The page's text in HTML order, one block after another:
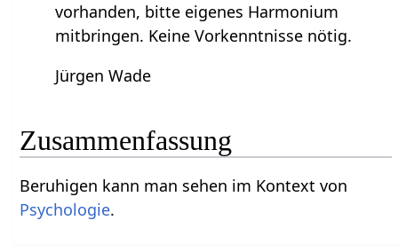
vorhanden, bitte eigenes Harmonium
mitbringen. Keine Vorkenntnisse nötig.
Jürgen Wade
Zusammenfassung
Beruhigen‏‎ kann man sehen im Kontext von
Psychologie.